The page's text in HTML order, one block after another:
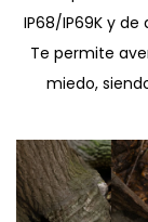
IP68/IP69K y de
Te permite
miedo,